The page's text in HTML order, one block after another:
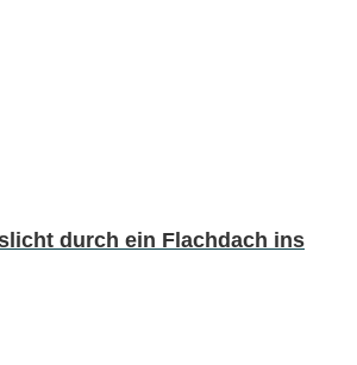
durch ein Flachdach ins